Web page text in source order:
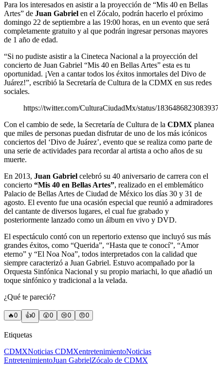
Para los interesados en asistir a la proyección de “Mis 40 en Bellas
Artes” de Juan Gabriel en el Zócalo, podrán hacerlo el próximo
domingo 22 de septiembre a las 19:00 horas, en un evento que será
completamente gratuito y al que podrán ingresar personas mayores
de 1 año de edad.
“Si no pudiste asistir a la Cineteca Nacional a la proyección del
concierto de Juan Gabriel “Mis 40 en Bellas Artes” esta es tu
oportunidad. ¡Ven a cantar todos los éxitos inmortales del Divo de
Juárez!”, escribió la Secretaría de Cultura de la CDMX en sus redes
sociales.
https://twitter.com/CulturaCiudadMx/status/
Con el cambio de sede, la Secretaría de Cultura de la CDMX planea
que miles de personas puedan disfrutar de uno de los más icónicos
conciertos del ‘Divo de Juárez’, evento que se realiza como parte de
una serie de actividades para recordar al artista a ocho años de su
muerte.
En 2013, Juan Gabriel celebró su 40 aniversario de carrera con el
concierto “Mis 40 en Bellas Artes”, realizado en el emblemático
Palacio de Bellas Artes de Ciudad de México los días 30 y 31 de
agosto. El evento fue una ocasión especial que reunió a admiradores
del cantante de diversos lugares, el cual fue grabado y
posteriormente lanzado como un álbum en vivo y DVD.
El espectáculo contó con un repertorio extenso que incluyó sus más
grandes éxitos, como “Querida”, “Hasta que te conocí”, “Amor
eterno” y “El Noa Noa”, todos interpretados con la calidad que
siempre caracterizó a Juan Gabriel. Estuvo acompañado por la
Orquesta Sinfónica Nacional y su propio mariachi, lo que añadió un
toque sinfónico y tradicional a la velada.
¿Qué te pareció?
🔥0 👍0 😲0 😢0 😠0
Etiquetas
CDMXNoticias CDMXentretenimientoNoticias
EntretenimientoJuan GabrielZócalo de CDMX